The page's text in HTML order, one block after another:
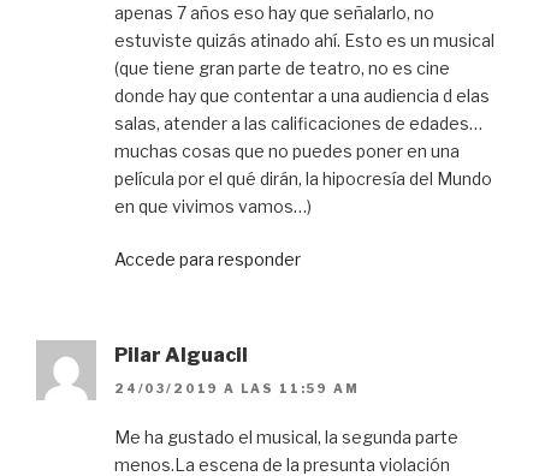
apenas 7 años eso hay que señalarlo, no
estuviste quizás atinado ahí. Esto es un musical
(que tiene gran parte de teatro, no es cine
donde hay que contentar a una audiencia d elas
salas, atender a las calificaciones de edades…
muchas cosas que no puedes poner en una
película por el qué dirán, la hipocresía del Mundo
en que vivimos vamos…)
Accede para responder
Pilar Alguacil
24/03/2019 A LAS 11:59 AM
Me ha gustado el musical, la segunda parte
menos.La escena de la presunta violación